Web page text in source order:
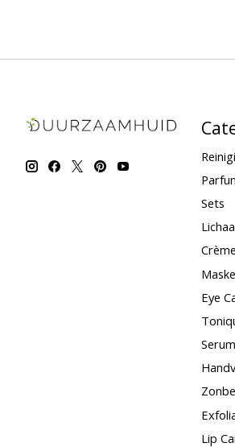
Sets
Eye
Serum
Lip